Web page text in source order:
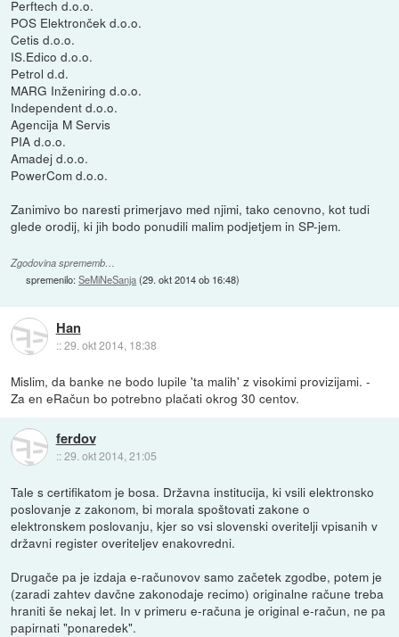
Perftech d.o.o.
POS Elektronček d.o.o.
Cetis d.o.o.
IS.Edico d.o.o.
Petrol d.d.
MARG Inženiring d.o.o.
Independent d.o.o.
Agencija M Servis
PIA d.o.o.
Amadej d.o.o.
PowerCom d.o.o.
Zanimivo bo naresti primerjavo med njimi, tako cenovno, kot tudi
glede orodij, ki jih bodo ponudili malim podjetjem in SP-jem.
Zgodovina sprememb…
spremenilo:SeMiNeSanja(29. okt 2014 ob 16:48)
Han
::29. okt 2014, 18:38
Mislim, da banke ne bodo lupile 'ta malih' z visokimi provizijami. -
Za en eRačun bo potrebno plačati okrog 30 centov.
ferdov
::29. okt 2014, 21:05
Tale s certifikatom je bosa. Državna institucija, ki vsili elektronsko
poslovanje z zakonom, bi morala spoštovati zakone o
elektronskem poslovanju, kjer so vsi slovenski overitelji vpisanih v
državni register overiteljev enakovredni.
Drugače pa je izdaja e-računovov samo začetek zgodbe, potem je
(zaradi zahtev davčne zakonodaje recimo) originalne račune treba
hraniti še nekaj let. In v primeru e-računa je original e-račun, ne pa
papirnati "ponaredek".